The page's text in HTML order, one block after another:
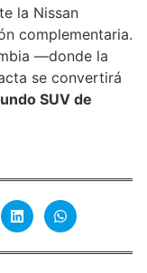
la Nissan
complementaria.
—donde la
se convertirá
SUV de